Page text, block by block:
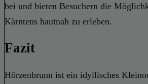
bei und bieten Besuchern die
Kärntens hautnah zu erleben.
Fazit
Hörzenbrunn ist ein idyllisches